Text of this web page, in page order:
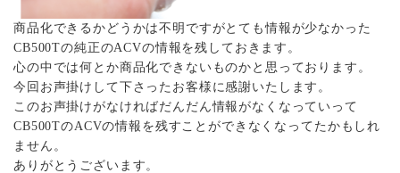
商品化できるかどうかは不明ですがとても情報が少なかった
CB500Tの純正のACVの情報を残しておきます。
心の中では何とか商品化できないものかと思っております。
今回お声掛けして下さったお客様に感謝いたします。
このお声掛けがなければだんだん情報がなくなっていって
CB500TのACVの情報を残すことができなくなってたかもしれ
ません。
ありがとうございます。